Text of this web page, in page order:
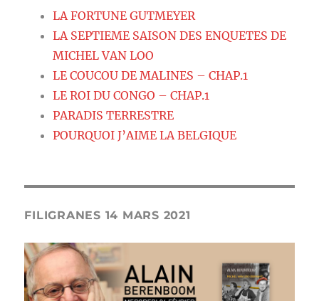
LA FORTUNE GUTMEYER
LA SEPTIEME SAISON DES ENQUETES DE
MICHEL VAN LOO
LE COUCOU DE MALINES – CHAP.1
LE ROI DU CONGO – CHAP.1
PARADIS TERRESTRE
POURQUOI J’AIME LA BELGIQUE
FILIGRANES 14 MARS 2021